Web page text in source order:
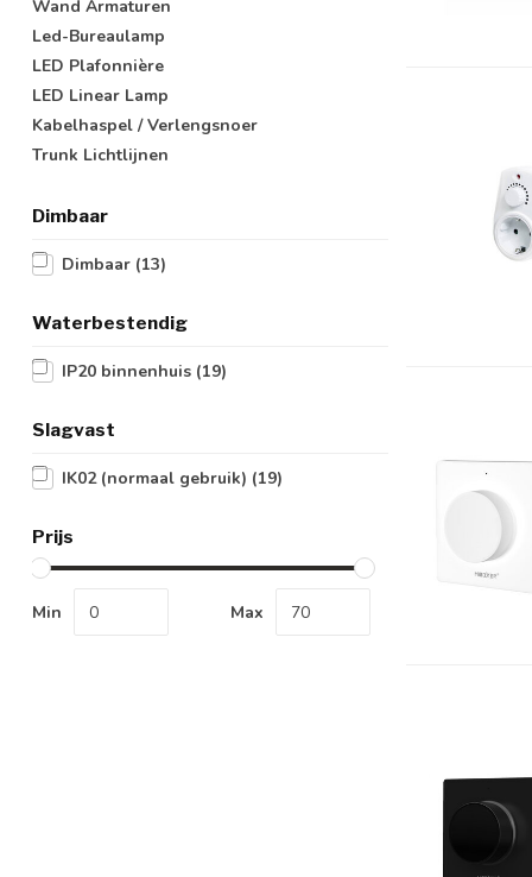
Wand Armaturen
Led-Bureaulamp
LED Plafonnière
LED Linear Lamp
Kabelhaspel / Verlengsnoer
Trunk Lichtlijnen
Dimbaar
Dimbaar (13)
Waterbestendig
IP20 binnenhuis (19)
Slagvast
IK02 (normaal gebruik) (19)
Prijs
Min Max